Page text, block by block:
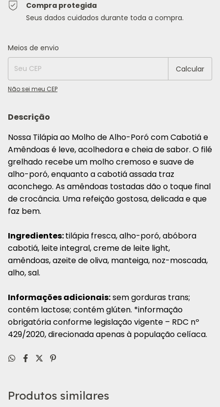
Compra protegida
Seus dados cuidados durante toda a compra.
Entregas para o CEP:
Meios de envio
Calcular
Não sei meu CEP
Descrição
Nossa Tilápia ao Molho de Alho-Poró com Cabotiá e
Amêndoas é leve, acolhedora e cheia de sabor. O filé
grelhado recebe um molho cremoso e suave de
alho-poró, enquanto a cabotiá assada traz
aconchego. As amêndoas tostadas dão o toque final
de crocância. Uma refeição gostosa, delicada e que
faz bem.
Ingredientes:tilápia fresca, alho-poró, abóbora
cabotiá, leite integral, creme de leite light,
amêndoas, azeite de oliva, manteiga, noz-moscada,
alho, sal.
Informações adicionais:sem gorduras trans;
contém lactose; contém glúten. *informação
obrigatória conforme legislação vigente – RDC nº
429/2020, direcionada apenas à população celíaca.
Produtos similares